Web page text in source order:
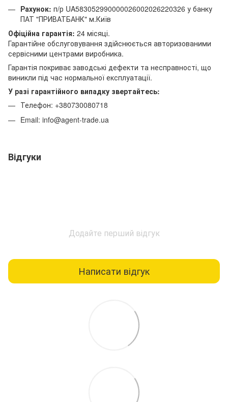
Рахунок: п/р UA583052990000026002026220326 у банку
ПАТ "ПРИВАТБАНК" м.Київ
Офіційна гарантія: 24 місяці.
Гарантійне обслуговування здійснюється авторизованими
сервісними центрами виробника.
Гарантія покриває заводські дефекти та несправності, що
виникли під час нормальної експлуатації.
У разі гарантійного випадку звертайтесь:
Телефон: +380730080718
Email: info@agent-trade.ua
Відгуки
Додайте перший відгук
Написати відгук